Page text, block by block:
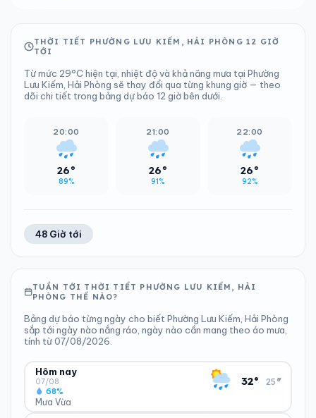
THỜI TIẾT PHƯỜNG LƯU KIẾM, HẢI PHÒNG 12 GIỜ
TỚI
Từ mức 29°C hiện tại, nhiệt độ và khả năng mưa tại Phường
Lưu Kiếm, Hải Phòng sẽ thay đổi qua từng khung giờ — theo
dõi chi tiết trong bảng dự báo 12 giờ bên dưới.
20:00
26°
89%
21:00
26°
91%
22:00
26°
92%
48 Giờ tới
TUẦN TỚI THỜI TIẾT PHƯỜNG LƯU KIẾM, HẢI
PHÒNG THẾ NÀO?
Bảng dự báo từng ngày cho biết Phường Lưu Kiếm, Hải Phòng
sắp tới ngày nào nắng ráo, ngày nào cần mang theo áo mưa,
tính từ 07/08/2026.
Hôm nay
07/08
Mưa Vừa
68%
32° 25°
▾